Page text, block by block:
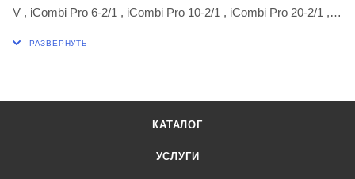
V , iCombi Pro 6-2/1 , iCombi Pro 10-2/1 , iCombi Pro 20-2/1 ,
iCombi Classic 6-2/1 газ , iCombi Classic 10-1/1 газ , iCombi
Classic 10-2/1 газ , 20-1/1 G , 20-2/1 G
КАТАЛОГ
УСЛУГИ